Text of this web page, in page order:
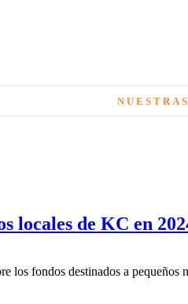
locales de KC en
fondos destinados a